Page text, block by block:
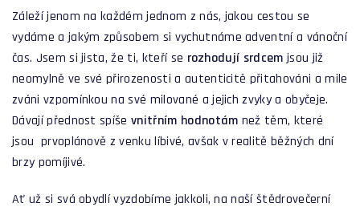
Záleží jenom na každém jednom z nás, jakou cestou se
vydáme a jakým způsobem si vychutnáme adventní a vánoční
čas. Jsem si jista, že ti, kteří se rozhodují srdcem jsou již
neomylně ve své přirozenosti a autenticitě přitahováni a mile
zváni vzpomínkou na své milované a jejich zvyky a obyčeje.
Dávají přednost spíševnitřním hodnotám než těm, které
jsou prvoplánově z venku líbivé, avšak v realitě běžných dní
brzy pomíjivé.
Ať už si svá obydlí vyzdobíme jakkoli, na naší štědrovečerní